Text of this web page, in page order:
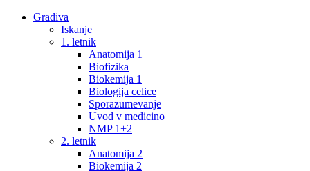
Gradiva
Iskanje
1. letnik
Anatomija 1
Biofizika
Biokemija 1
Biologija celice
Sporazumevanje
Uvod v medicino
NMP 1+2
2. letnik
Anatomija 2
Biokemija 2